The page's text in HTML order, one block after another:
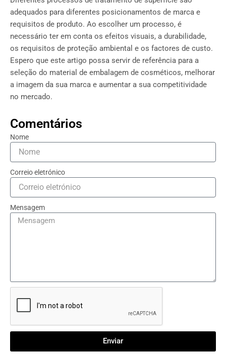
adequados para diferentes posicionamentos de marca e
requisitos de produto. Ao escolher um processo, é
necessário ter em conta os efeitos visuais, a durabilidade,
os requisitos de proteção ambiental e os factores de custo.
Espero que este artigo possa servir de referência para a
seleção do material de embalagem de cosméticos, melhorar
a imagem da sua marca e aumentar a sua competitividade
no mercado.
Comentários
Nome
Correio eletrónico
Mensagem
Enviar